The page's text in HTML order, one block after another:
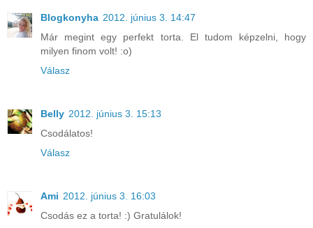
Blogkonyha 2012. június 3. 14:47
Már megint egy perfekt torta. El tudom képzelni, hogy
milyen finom volt! :o)
Válasz
Belly 2012. június 3. 15:13
Csodálatos!
Válasz
Ami 2012. június 3. 16:03
Csodás ez a torta! :) Gratulálok!